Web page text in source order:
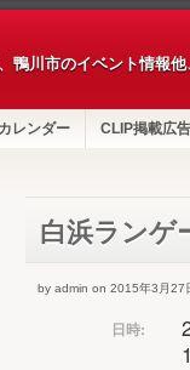
鴨川市のイベント情報
レンダー CLIP掲載広告
白浜ランゲ
by admin on 2015年3月27
日時: